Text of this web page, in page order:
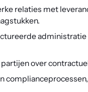
relaties met
over